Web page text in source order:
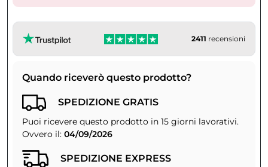
2411 recensioni
Quando riceverò questo prodotto?
SPEDIZIONE GRATIS
Puoi ricevere questo prodotto in 15 giorni lavorativi.
Ovvero il: 04/09/2026
SPEDIZIONE EXPRESS